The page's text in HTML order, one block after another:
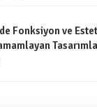
Fonksiyon ve